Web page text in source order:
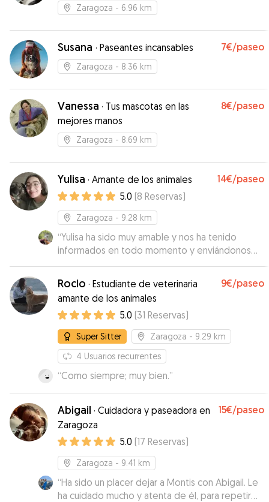
Zaragoza - 6.96 km
Susana · Paseantes incansables 7€/paseo
Zaragoza - 8.36 km
Vanessa · Tus mascotas en las
mejores manos
8€/paseo
Zaragoza - 8.69 km
Yulisa · Amante de los animales 14€/paseo
5.0 (8 Reservas)
Zaragoza - 9.28 km
“Yulisa ha sido muy amable y nos ha tenido
informados en todo momento y enviándonos
fotos de Kenzo. Recomendable.”
Rocio · Estudiante de veterinaria
amante de los animales
9€/paseo
5.0 (31 Reservas)
Super Sitter Zaragoza - 9.29 km
4 Usuarios recurrentes
“Como siempre; muy bien.”
Abigail · Cuidadora y paseadora en
Zaragoza
15€/paseo
5.0 (17 Reservas)
Zaragoza - 9.41 km
“Ha sido un placer dejar a Montis con Abigail. Le
ha cuidado mucho y atenta de él, para repetir